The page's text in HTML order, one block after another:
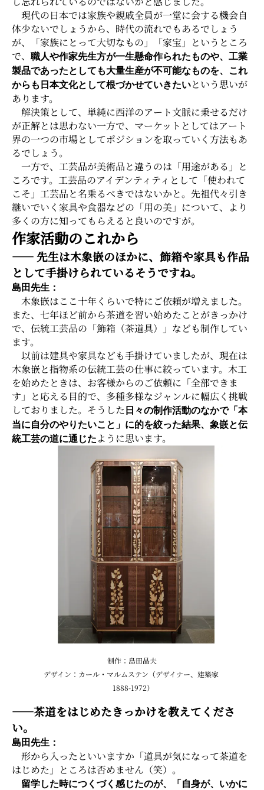
現代の日本では家族や親戚全員が一堂に会する機会自
体少ないでしょうから、時代の流れでもあるでしょう
が、「家族にとって大切なもの」「家宝」というところ
で、
職人や作家先生方が一生懸命作られたものや、工業
製品であったとしても大量生産が不可能なものを、これ
からも日本文化として根づかせていきたいという思いが
あります。
解決策として、単純に西洋のアート文脈に乗せるだけ
が正解とは思わない一方で、マーケットとしてはアート
界の一つの市場としてポジションを取っていく方法もあ
るでしょう。
一方で、工芸品が美術品と違うのは「用途がある」と
ころです。工芸品のアイデンティティとして「使われて
こそ」工芸品と名乗るべきではないかと。先祖代々引き
継いでいく家具や食器などの「用の美」について、より
多くの方に知ってもらえると良いのですが。
作家活動のこれから
―― 先生は木象嵌のほかに、飾箱や家具も作品
として手掛けられているそうですね。
島田先生：
木象嵌はここ十年くらいで特にご依頼が増えました。
また、七年ほど前から茶道を習い始めたことがきっかけ
で、伝統工芸品の「飾箱（茶道具）」なども制作してい
ます。
以前は建具や家具なども手掛けていましたが、現在は
木象嵌と指物系の伝統工芸の仕事に絞っています。木工
を始めたときは、お客様からのご依頼に「全部できま
す」と応える目的で、多種多様なジャンルに幅広く挑戦
しておりました。そうした 日々の制作活動のなかで「本
当に自分のやりたいこと」に的を絞った結果、象嵌と伝
統工芸の道に通じた ように思います。
制作：島田晶夫
デザイン：カール・マルムステン（デザイナー、建築家
1888-1972）
――茶道をはじめたきっかけを教えてくださ
い。
島田先生：
形から入ったといいますか「道具が気になって茶道を
はじめた」ところは否めません（笑）。
留学した時につくづく感じたのが、「自身が、いかに